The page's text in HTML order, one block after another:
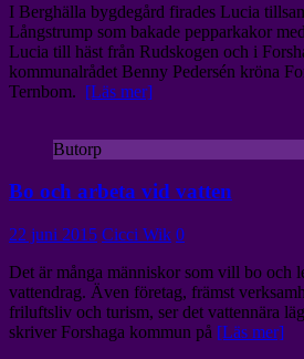
I Berghälla bygdegård firades Lucia
Långstrump som bakade pepparkakor
Lucia till häst från Rudskogen och i
kommunalrådet Benny Pedersén kröna
Ternbom. [Läs mer]
Butorp
Bo och arbeta vid vatten
22 juni 2015 Cicci Wik 0
Det är många människor som vill bo och
vattendrag. Även företag, främst
friluftsliv och turism, ser det vattennära
skriver Forshaga kommun på [Läs mer]